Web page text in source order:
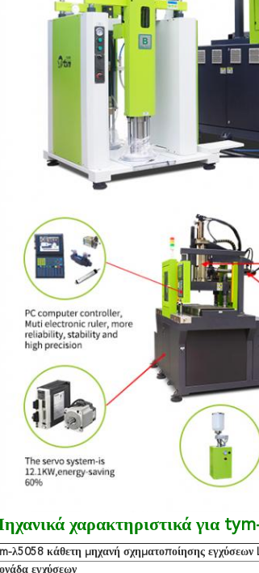
χαρακτηριστικά για
λ5058 κάθετη μηχανή σχηματοποίησης εγχύσεων
εγχύσεων